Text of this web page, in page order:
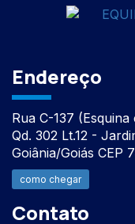
Endereço
Rua C-137 (Esquina
Qd. 302 Lt.12 -
Goiânia/Goiás CEP
como chegar
Contato